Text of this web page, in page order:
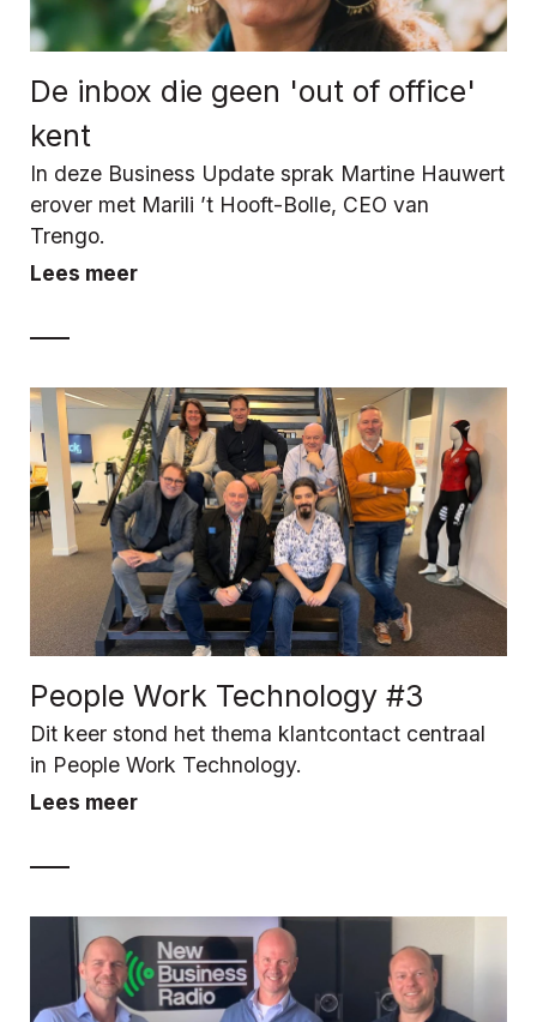
De inbox die geen 'out of office'
kent
In deze Business Update sprak Martine Hauwert
erover met Marili ’t Hooft-Bolle, CEO van
Trengo.
Lees meer
People Work Technology #3
Dit keer stond het thema klantcontact centraal
in People Work Technology.
Lees meer